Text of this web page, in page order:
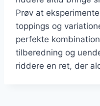
Prøv at
toppings og
perfekte
tilberedning og
riddere en ret, der